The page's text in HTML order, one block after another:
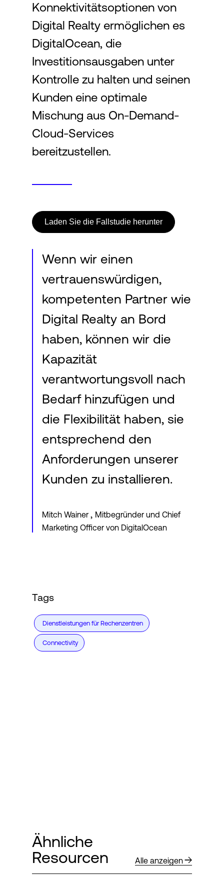
Konnektivitätsoptionen von
Digital Realty ermöglichen es
DigitalOcean, die
Investitionsausgaben unter
Kontrolle zu halten und seinen
Kunden eine optimale
Mischung aus On-Demand-
Cloud-Services
bereitzustellen.
Laden Sie die Fallstudie herunter
Wenn wir einen
vertrauenswürdigen,
kompetenten Partner wie
Digital Realty an Bord
haben, können wir die
Kapazität
verantwortungsvoll nach
Bedarf hinzufügen und
die Flexibilität haben, sie
entsprechend den
Anforderungen unserer
Kunden zu installieren.
Mitch Wainer , Mitbegründer und Chief
Marketing Officer von DigitalOcean
Tags
Dienstleistungen für Rechenzentren
Connectivity
Ähnliche
Resourcen
Alle anzeigen